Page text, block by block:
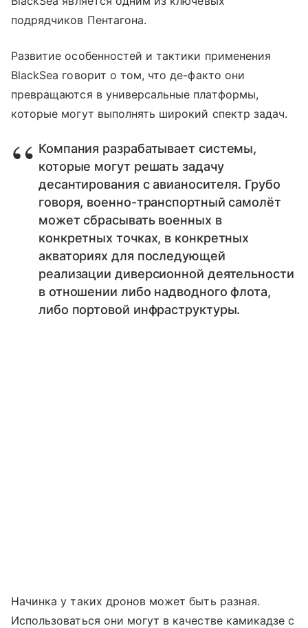
подрядчиков Пентагона.
Развитие особенностей и тактики применения
BlackSea говорит о том, что де-факто они
превращаются в универсальные платформы,
которые могут выполнять широкий спектр задач.
Компания разрабатывает системы,
которые могут решать задачу
десантирования с авианосителя. Грубо
говоря, военно-транспортный самолёт
может сбрасывать военных в
конкретных точках, в конкретных
акваториях для последующей
реализации диверсионной деятельности
в отношении либо надводного флота,
либо портовой инфраструктуры.
Начинка у таких дронов может быть разная.
Использоваться они могут в качестве камикадзе с